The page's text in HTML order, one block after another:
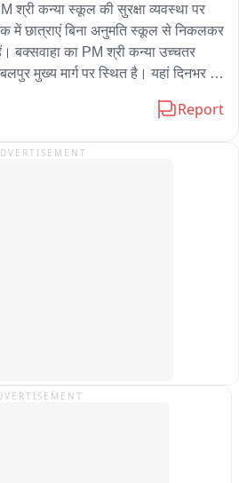
और गोयल के खिलाफ भारतीय न्याय
299 और 352(2) के तहत मामला दर्ज किया
विभिन्न समूहों के बीच शत्रुता को
से किए गए जानबूझकर अपमान के सिलसिले
श्री कन्या स्कूल की सुरक्षा व्यवस्था पर
में छात्राएं बिना अनुमति स्कूल से निकलकर
बक्सवाहा का PM श्री कन्या उच्चतर
मुख्य मार्ग पर स्थित है। यहां दिनभर
सड़क पर निकल जाती हैं। नियम के
की अनुमति के किसी भी छात्रा को बाहर
Report